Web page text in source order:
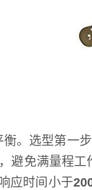
。选型第一
避免满量程
应时间小于